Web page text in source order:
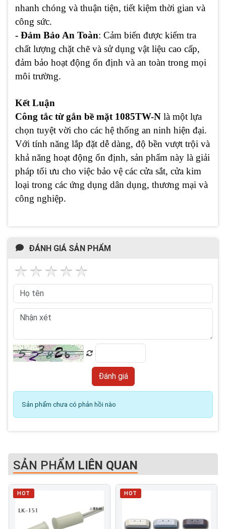
nhanh chóng và thuận tiện, tiết kiệm thời gian và
công sức.
- Đảm Bảo An Toàn: Cảm biến được kiểm tra
chất lượng chặt chẽ và sử dụng vật liệu cao cấp,
đảm bảo hoạt động ổn định và an toàn trong mọi
môi trường.
Kết Luận
Công tắc từ gắn bề mặt 1085TW-N là một lựa
chọn tuyệt vời cho các hệ thống an ninh hiện đại.
Với tính năng lắp đặt dễ dàng, độ bền vượt trội và
khả năng hoạt động ổn định, sản phẩm này là giải
pháp tối ưu cho việc bảo vệ các cửa sắt, cửa kim
loại trong các ứng dụng dân dụng, thương mại và
công nghiệp.
ĐÁNH GIÁ SẢN PHẨM
Sản phẩm chưa có phản hồi nào
SẢN PHẨM LIÊN QUAN
HOT HOT